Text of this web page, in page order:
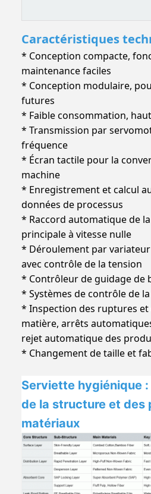
Caractéristiques
* Conception compacte,
maintenance faciles
* Conception modulaire,
futures
* Faible consommation,
* Transmission par
fréquence
* Écran tactile pour la
machine
* Enregistrement et calcul
données de processus
* Raccord automatique de
principale à vitesse nulle
* Déroulement par
avec contrôle de la tension
* Contrôleur de guidage de
* Systèmes de contrôle de
* Inspection des ruptures et
matière, arrêts
rejet automatique des
* Changement de taille et
Serviette hygiénique
de la structure et des
matériaux